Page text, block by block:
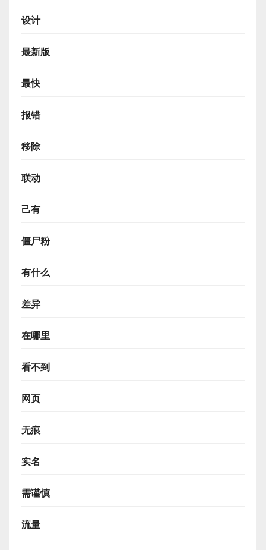
设计
最新版
最快
报错
移除
联动
己有
僵尸粉
有什么
差异
在哪里
看不到
网页
无痕
实名
需谨慎
流量